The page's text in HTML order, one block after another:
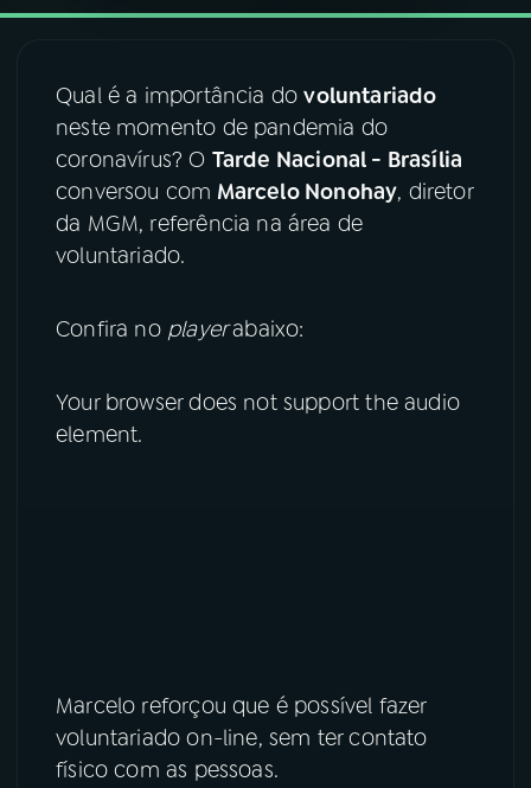
07ÚLTIMAS
08FESTIVAL DE MÚSICA
YouTube Facebook
Instagram X
Qual é a importância dovoluntariado
neste momento de pandemia do
coronavírus? O Tarde Nacional - Brasília
conversou com Marcelo Nonohay, diretor
da MGM, referência na área de
voluntariado.
Confira no playerabaixo:
Your browser does not support the audio
element.
Marcelo reforçou que é possível fazer
voluntariado on-line, sem ter contato
físico com as pessoas.